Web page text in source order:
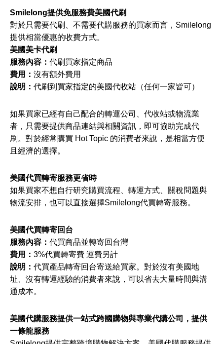
Smilelong提供免服務費美國代刷
對於只需要代刷、不需要代購服務的買家而言，Smilelong
提供相當優惠的收費方式。
美國美卡代刷
服務內容： 代刷買家指定商品
費用： 沒有額外費用
說明： 代刷到買家指定的美國代收站（任何一家皆可）
如果買家已經有自己配合的轉運公司、代收站或物流業
者，只需要提供商品連結與相關資訊，即可協助完成代
刷。對於經常購買 Hot Topic 的消費者來說，是相當方便
且經濟的選擇。
美國代買轉寄服務更省時
如果買家不想自行研究購買流程、轉運方式、關稅問題與
物流安排，也可以直接選擇Smilelong代買轉寄服務。
美國代買轉寄回台
服務內容： 代買商品並轉寄回台灣
費用： 3%代買轉寄費 運費另計
說明： 代買產品轉寄回台寄送給買家。對於沒有美國地
址、沒有轉運經驗的消費者來說，可以省去大量時間與溝
通成本。
美國代購服務提供一站式跨國購物與專業代購公司，提供
一條龍服務